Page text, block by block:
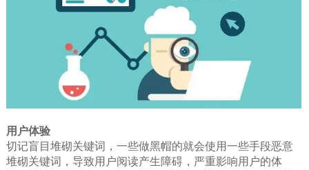
用户体验
切记盲目堆砌关键词，一些做黑帽的就会使用一些手段恶意
堆砌关键词，导致用户阅读产生障碍，严重影响用户的体